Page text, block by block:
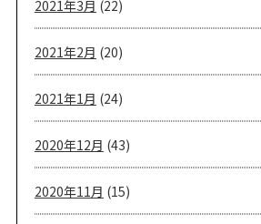
2021年3月 (22)
2021年2月 (20)
2021年1月 (24)
2020年12月 (43)
2020年11月 (15)